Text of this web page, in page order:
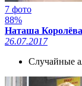
7 фото
88%
Наташа Королёва
26.07.2017
Случайные